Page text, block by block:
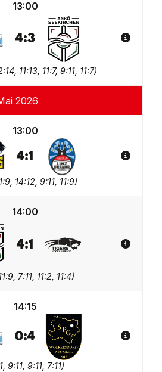
13:00
Union tgaplan St. Leonhard
4:3 ASKÖ Seekirchen
11:13, 11:7, 9:11, 11:7)
Spiel
2026
13:00
TV Wohnplan Enns 2
4:1 FBC LINZ AG Urfahr 2
14:12, 9:11, 11:9)
Spiel
14:00
ASKÖ Seekirchen
4:1 Union Tigers
7:11, 11:2, 11:4)
Spiel
14:15
Union tgaplan St. Leonhard
0:4 SPG Wolkersdorf/
9:11, 9:11, 7:11)
Spiel